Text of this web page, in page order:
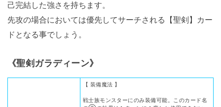
己完結した強さを持ちます。
先攻の場合においては優先してサーチされる【聖剣】カー
ドとなる事でしょう。
《聖剣ガラディーン》
【 装備魔法 】
戦士族モンスターにのみ装備可能。このカード名